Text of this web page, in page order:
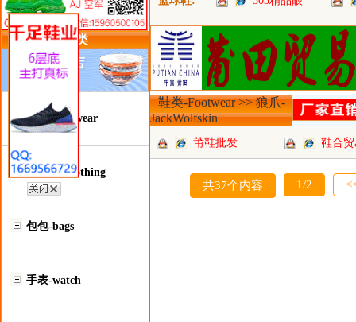
类目详细分类
鞋类-Footwear
服装类-Clothing
包包-bags
手表-watch
鞋类-Footwear >> 狼爪-
JackWolfskin
莆鞋批发 鞋合
共37个内容 1/2